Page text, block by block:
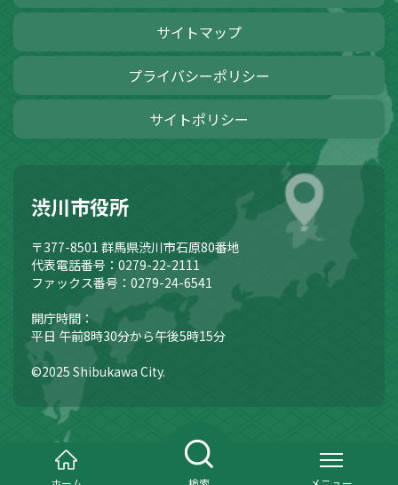
サイトマップ
プライバシーポリシー
サイトポリシー
渋川市役所
〒377-8501 群馬県渋川市石原80番地
代表電話番号：0279-22-2111
ファックス番号：0279-24-6541
開庁時間：
平日 午前8時30分から午後5時15分
©2025 Shibukawa City.